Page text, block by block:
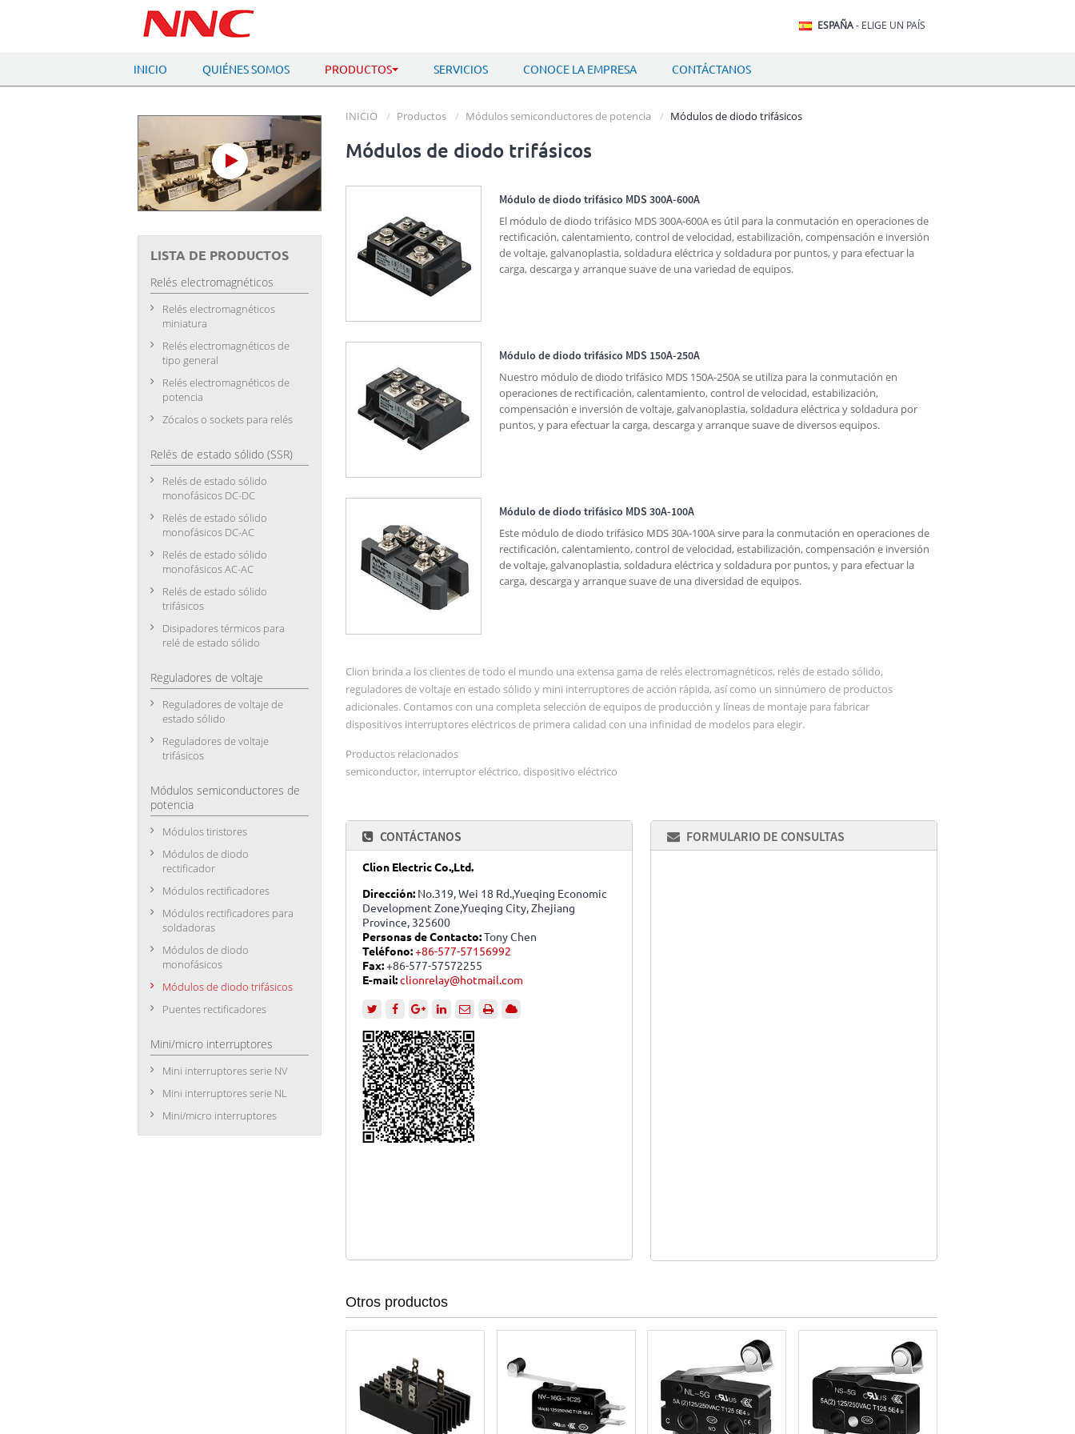
ESPAÑA- ELIGE UN PAÍS
INICIO QUIÉNES SOMOS PRODUCTOS SERVICIOS CONOCE LA EMPRESA CONTÁCTANOS
INICIO Productos Módulos semiconductores de potencia Módulos de diodo trifásicos
Módulos de diodo trifásicos
Módulo de diodo trifásico MDS 300A-600A
El módulo de diodo trifásico MDS 300A-600A es útil para la conmutación en operaciones de
rectificación, calentamiento, control de velocidad, estabilización, compensación e inversión
de voltaje, galvanoplastia, soldadura eléctrica y soldadura por puntos, y para efectuar la
carga, descarga y arranque suave de una variedad de equipos.
Módulo de diodo trifásico MDS 150A-250A
Nuestro módulo de diodo trifásico MDS 150A-250A se utiliza para la conmutación en
operaciones de rectificación, calentamiento, control de velocidad, estabilización,
compensación e inversión de voltaje, galvanoplastia, soldadura eléctrica y soldadura por
puntos, y para efectuar la carga, descarga y arranque suave de diversos equipos.
Módulo de diodo trifásico MDS 30A-100A
Este módulo de diodo trifásico MDS 30A-100A sirve para la conmutación en operaciones de
rectificación, calentamiento, control de velocidad, estabilización, compensación e inversión
de voltaje, galvanoplastia, soldadura eléctrica y soldadura por puntos, y para efectuar la
carga, descarga y arranque suave de una diversidad de equipos.
Clion brinda a los clientes de todo el mundo una extensa gama de relés electromagnéticos, relés de estado sólido,
reguladores de voltaje en estado sólido y mini interruptores de acción rápida, así como un sinnúmero de productos
adicionales. Contamos con una completa selección de equipos de producción y líneas de montaje para fabricar
dispositivos interruptores eléctricos de primera calidad con una infinidad de modelos para elegir.
Productos relacionados
semiconductor, interruptor eléctrico, dispositivo eléctrico
FORMULARIO DE CONSULTAS
CONTÁCTANOS
Clion Electric Co.,Ltd.
Dirección: No.319, Wei 18 Rd.,Yueqing Economic
Development Zone,Yueqing City, Zhejiang
Province, 325600
Personas de Contacto:Tony Chen
Teléfono:+86-577-57156992
Fax:+86-577-57572255
E-mail:clionrelay@hotmail.com
Otros productos
LISTA DE PRODUCTOS
Relés electromagnéticos
Relés electromagnéticos
miniatura
Relés electromagnéticos de
tipo general
Relés electromagnéticos de
potencia
Zócalos o sockets para relés
Relés de estado sólido (SSR)
Relés de estado sólido
monofásicos DC-DC
Relés de estado sólido
monofásicos DC-AC
Relés de estado sólido
monofásicos AC-AC
Relés de estado sólido
trifásicos
Disipadores térmicos para
relé de estado sólido
Reguladores de voltaje
Reguladores de voltaje de
estado sólido
Reguladores de voltaje
trifásicos
Módulos semiconductores de
potencia
Módulos tiristores
Módulos de diodo
rectificador
Módulos rectificadores
Módulos rectificadores para
soldadoras
Módulos de diodo
monofásicos
Módulos de diodo trifásicos
Puentes rectificadores
Mini/micro interruptores
Mini interruptores serie NV
Mini interruptores serie NL
Mini/micro interruptores